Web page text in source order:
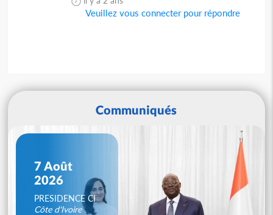
Veuillez vous connecter pour répondre
Communiqués
7 Août
2026
PRESIDENCE CI
Côte d'Ivoire